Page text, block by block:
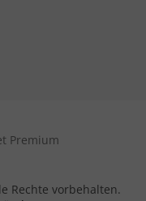
Premium
Rechte vorbehalten.